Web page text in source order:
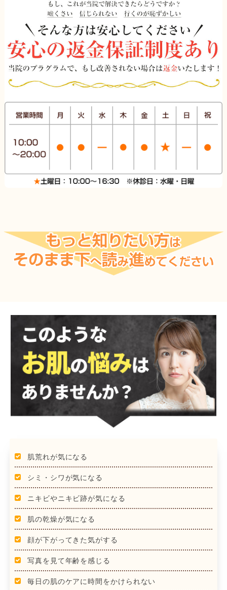
肌荒れが気になる
シミ・シワが気になる
ニキビやニキビ跡が気になる
肌の乾燥が気になる
顔が下がってきた気がする
写真を見て年齢を感じる
毎日の肌のケアに時間をかけられない